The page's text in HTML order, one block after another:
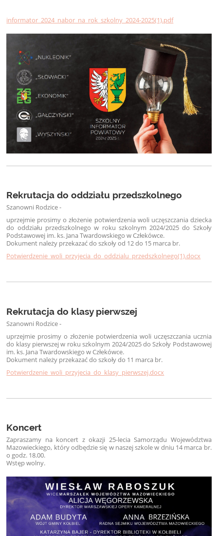
informator_2024_nabor_na_rok_szkolny_2024-2025(1).pdf
Rekrutacja do oddziału przedszkolnego
Szanowni Rodzice -
uprzejmie prosimy o złożenie potwierdzenia woli uczęszczania dziecka
do oddziału przedszkolnego w roku szkolnym 2024/2025 do Szkoły
Podstawowej im. ks. Jana Twardowskiego w Człekówce.
Dokument należy przekazać do szkoły od 12 do 15 marca br.
Potwierdzenie_woli_przyjecia_do_oddzialu_przedszkolnego(1).docx
Rekrutacja do klasy pierwszej
Szanowni Rodzice -
uprzejmie prosimy o złożenie potwierdzenia woli uczęszczania ucznia
do klasy pierwszej w roku szkolnym 2024/2025 do Szkoły Podstawowej
im. ks. Jana Twardowskiego w Człekówce.
Dokument należy przekazać do szkoły do 11 marca br.
Potwierdzenie_woli_przyjecia_do_klasy_pierwszej.docx
Koncert
Zapraszamy na koncert z okazji 25-lecia Samorządu Województwa
Mazowieckiego, który odbędzie się w naszej szkole w dniu 14 marca br.
o godz. 18.00.
Wstęp wolny.